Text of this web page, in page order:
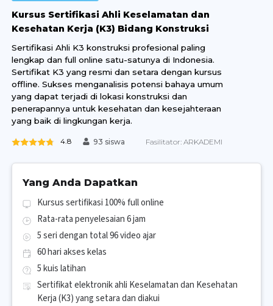
Kursus Sertifikasi Ahli Keselamatan dan
Kesehatan Kerja (K3) Bidang Konstruksi
Sertifikasi Ahli K3 konstruksi profesional paling
lengkap dan full online satu-satunya di Indonesia.
Sertifikat K3 yang resmi dan setara dengan kursus
offline. Sukses menganalisis potensi bahaya umum
yang dapat terjadi di lokasi konstruksi dan
penerapannya untuk kesehatan dan kesejahteraan
yang baik di lingkungan kerja.
4.8 93 siswa Fasilitator: ARKADEMI
Yang Anda Dapatkan
Kursus sertifikasi 100% full online
Rata-rata penyelesaian 6 jam
5 seri dengan total 96 video ajar
60 hari akses kelas
5 kuis latihan
Sertifikat elektronik ahli Keselamatan dan Kesehatan
Kerja (K3) yang setara dan diakui